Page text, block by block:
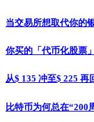
当交易所想取代你的
你买的「代币化股票
从$ 135 冲至$ 225 再
比特币为何总在“200